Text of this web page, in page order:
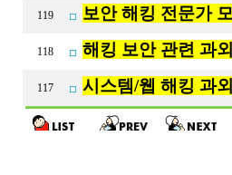
119 보안 해킹 전문가
118 해킹 보안 관련 과
117 시스템/웹 해킹 과